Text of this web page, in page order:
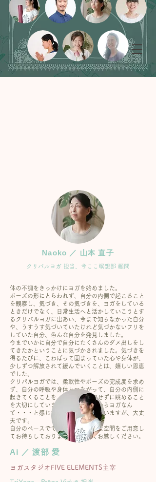
​京都トコ会館
京都のヨガ & コミュニティスペース
​学校案内
クラス紹介
Naoko ／ 山本 直子
クリパルヨガ 担当、今ここ瞑想部 顧問
体の不調をきっかけにヨガを始めました。
ポーズの形にとらわれず、自分の内側で起こること
を観察し、気づき、その気づきを、ヨガをしている
ときだけでなく、日常生活へと活かしていこうとす
るクリパルヨガに出あい、今まで知らなかった自分
や、うすうす気づいていたけれど気づかないフリを
していた自分、色んな自分を発見しました。
今までいかに自分で自分にたくさんのダメ出しをし
てきたかということに気づかされました。気づきを
得るたびに、こわばって固まっていた心や身体が、
少しずつ解放されて緩んでいくことは、嬉しい恩恵
でした。
クリパルヨガでは、柔軟性やポーズの完成度を求め
ず、自分の呼吸や身体とつながって、自分の内側に
起きてくることを、ただジャッジせずに眺めること
を大切にしています。身体が硬いからヨガなん
て・・・と感じている方は多いと思いますが、大丈
夫です。
自分のペースでできるよう、安全な空間をご用意し
てお待ちしております。安心してお越しください。
Ai ／ 渡部 愛
ヨガスタジオFIVE ELEMENTS主宰